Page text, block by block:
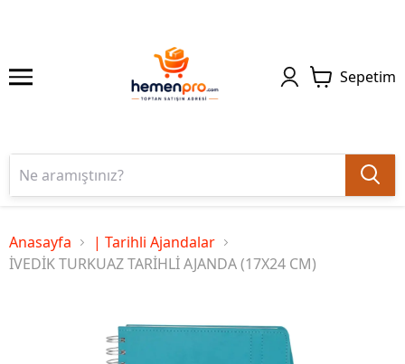
Sepetim
Anasayfa
| Tarihli Ajandalar
İVEDİK TURKUAZ TARİHLİ AJANDA (17X24 CM)